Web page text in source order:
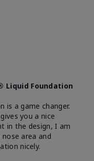
Liquid Foundation
is a game changer.
you a nice
in the design, I am
area and
nicely.